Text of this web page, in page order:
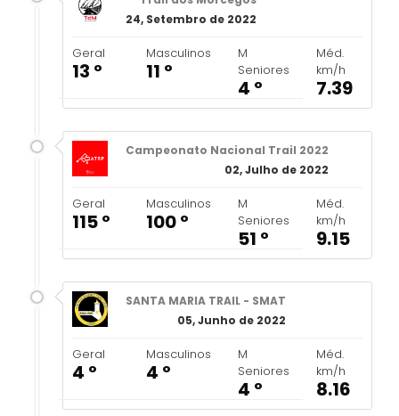
24, Setembro de 2022
Geral
13 º
Masculinos
11 º
M
Seniores
4 º
Méd.
km/h
7.39
Campeonato Nacional Trail 2022
02, Julho de 2022
Geral
115 º
Masculinos
100 º
M
Seniores
51 º
Méd.
km/h
9.15
SANTA MARIA TRAIL - SMAT
05, Junho de 2022
Geral
4 º
Masculinos
4 º
M
Seniores
4 º
Méd.
km/h
8.16